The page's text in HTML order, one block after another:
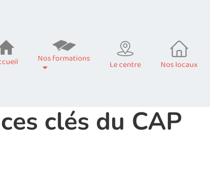
Nos formations
Le centre Nos locaux
clés du CAP